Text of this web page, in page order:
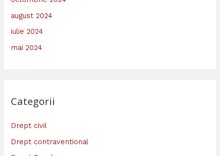
august 2024
iulie 2024
mai 2024
Categorii
Drept civil
Drept contraventional